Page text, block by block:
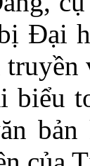
Đại
biểu